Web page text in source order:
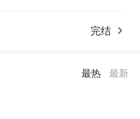
完结
最热 最新